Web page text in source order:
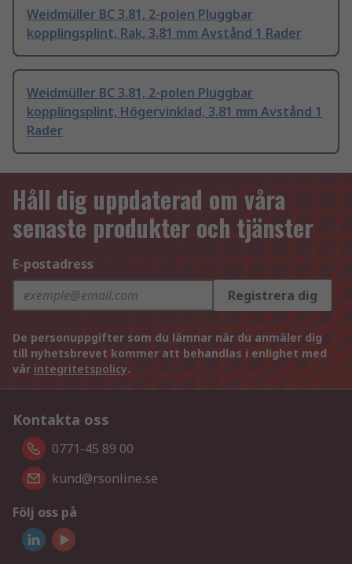
Weidmüller BC 3.81, 2-polen Pluggbar
kopplingsplint, Rak, 3.81 mm Avstånd 1 Rader
Weidmüller BC 3.81, 2-polen Pluggbar
kopplingsplint, Högervinklad, 3.81 mm Avstånd 1
Rader
Håll dig uppdaterad om våra
senaste produkter och tjänster
E-postadress
Registrera dig
De personuppgifter som du lämnar när du anmäler dig
till nyhetsbrevet kommer att behandlas i enlighet med
vår integritetspolicy.
Kontakta oss
0771-45 89 00
kund@rsonline.se
Följ oss på